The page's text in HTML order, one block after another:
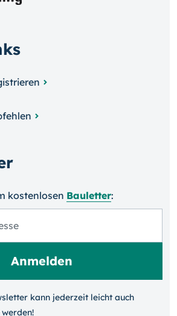
kosten­losen Bauletter:
kann jeder­zeit leicht auch